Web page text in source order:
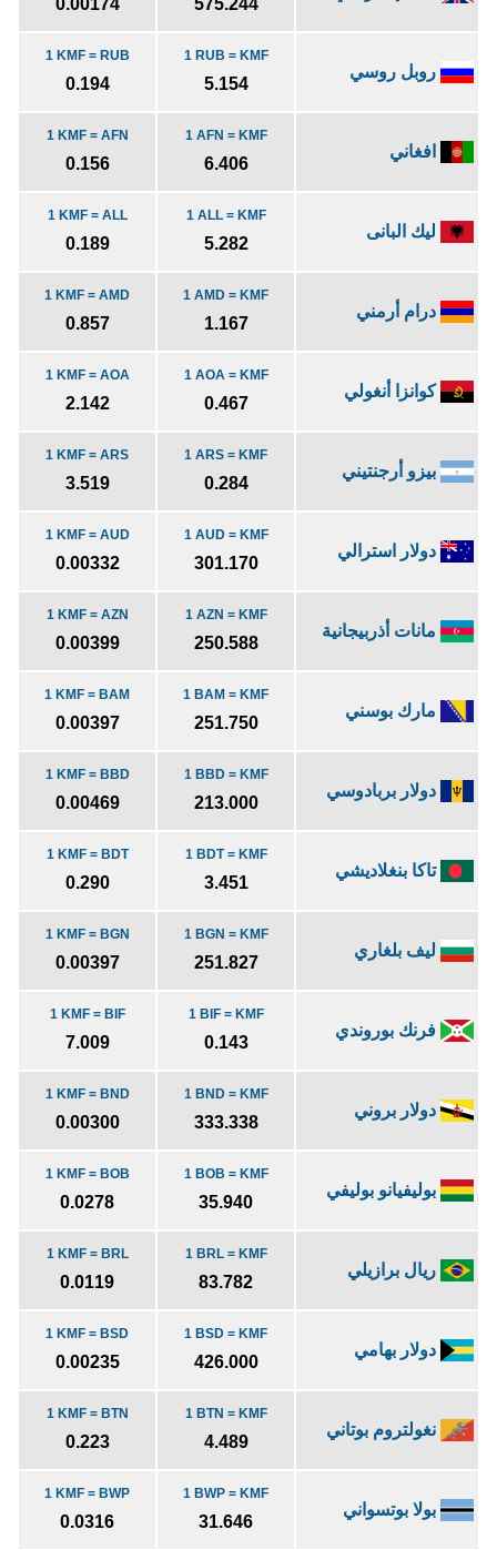
575.244
0.00174
روبل روسي
1 RUB = KMF
5.154
1 KMF = RUB
0.194
افغاني
1 AFN = KMF
6.406
1 KMF = AFN
0.156
ليك البانى
1 ALL = KMF
5.282
1 KMF = ALL
0.189
درام أرمني
1 AMD = KMF
1.167
1 KMF = AMD
0.857
كوانزا أنغولي
1 AOA = KMF
0.467
1 KMF = AOA
2.142
بيزو أرجنتيني
1 ARS = KMF
0.284
1 KMF = ARS
3.519
دولار استرالي
1 AUD = KMF
301.170
1 KMF = AUD
0.00332
مانات أذربيجانية
1 AZN = KMF
250.588
1 KMF = AZN
0.00399
مارك بوسني
1 BAM = KMF
251.750
1 KMF = BAM
0.00397
دولار بربادوسي
1 BBD = KMF
213.000
1 KMF = BBD
0.00469
تاكا بنغلاديشي
1 BDT = KMF
3.451
1 KMF = BDT
0.290
ليف بلغاري
1 BGN = KMF
251.827
1 KMF = BGN
0.00397
فرنك بوروندي
1 BIF = KMF
0.143
1 KMF = BIF
7.009
دولار بروني
1 BND = KMF
333.338
1 KMF = BND
0.00300
بوليفيانو بوليفي
1 BOB = KMF
35.940
1 KMF = BOB
0.0278
ريال برازيلي
1 BRL = KMF
83.782
1 KMF = BRL
0.0119
دولار بهامي
1 BSD = KMF
426.000
1 KMF = BSD
0.00235
نغولتروم بوتاني
1 BTN = KMF
4.489
1 KMF = BTN
0.223
بولا بوتسواني
1 BWP = KMF
31.646
1 KMF = BWP
0.0316